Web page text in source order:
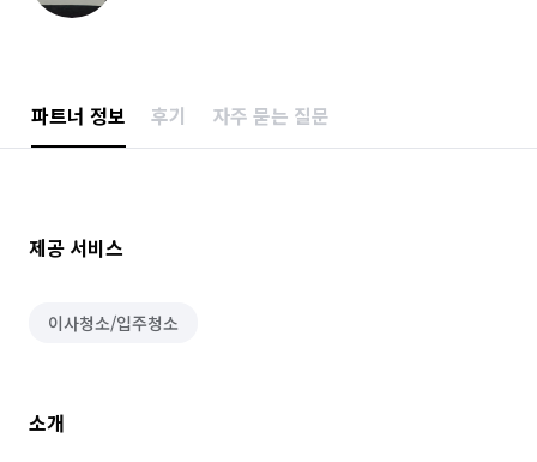
파트너 정보 후기 자주 묻는 질문
제공 서비스
이사청소/입주청소
소개